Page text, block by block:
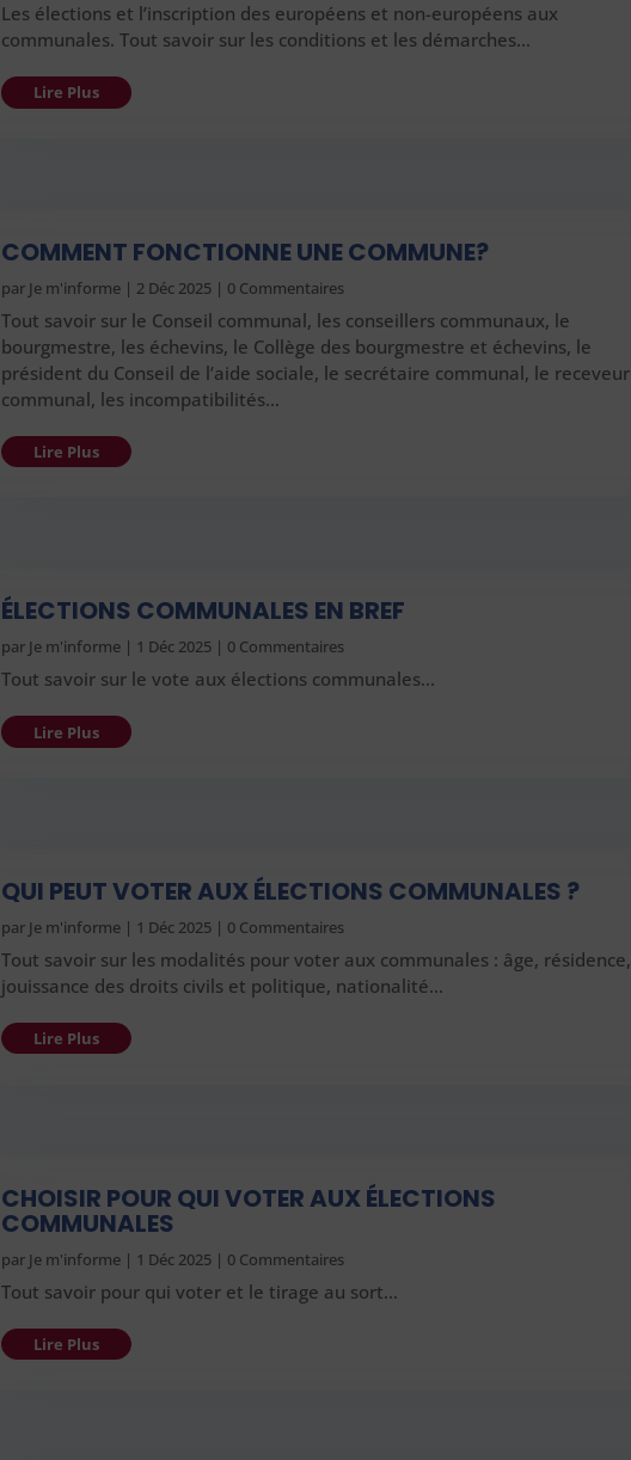
Les élections et l’inscription des européens et non-européens aux
communales. Tout savoir sur les conditions et les démarches…
Lire Plus
COMMENT FONCTIONNE UNE COMMUNE?
par Je m'informe | 2 Déc 2025 | 0 Commentaires
Tout savoir sur le Conseil communal, les conseillers communaux, le
bourgmestre, les échevins, le Collège des bourgmestre et échevins, le
président du Conseil de l’aide sociale, le secrétaire communal, le receveur
communal, les incompatibilités…
Lire Plus
ÉLECTIONS COMMUNALES EN BREF
par Je m'informe | 1 Déc 2025 | 0 Commentaires
Tout savoir sur le vote aux élections communales…
Lire Plus
QUI PEUT VOTER AUX ÉLECTIONS COMMUNALES ?
par Je m'informe | 1 Déc 2025 | 0 Commentaires
Tout savoir sur les modalités pour voter aux communales : âge, résidence,
jouissance des droits civils et politique, nationalité…
Lire Plus
CHOISIR POUR QUI VOTER AUX ÉLECTIONS
COMMUNALES
par Je m'informe | 1 Déc 2025 | 0 Commentaires
Tout savoir pour qui voter et le tirage au sort…
Lire Plus